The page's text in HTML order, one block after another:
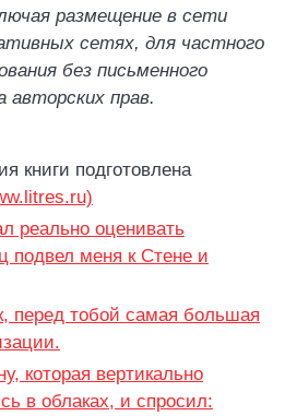
размещение в сети
сетях, для частного
без письменного
авторских прав.
книги подготовлена
реально оценивать
подвел меня к Стене и
перед тобой самая большая
которая вертикально
в облаках, и спросил: